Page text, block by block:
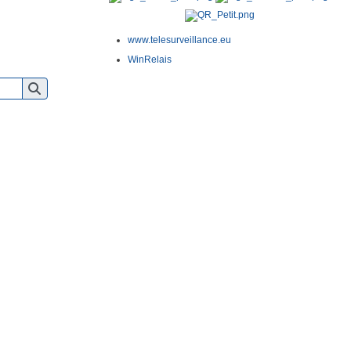
www.telesurveillance.eu
WinRelais